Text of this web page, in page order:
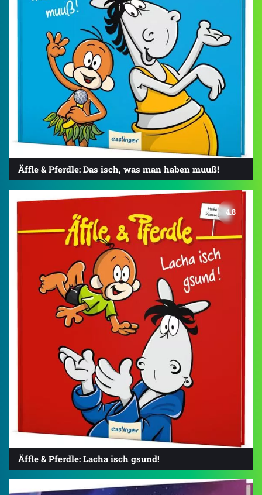
Äffle & Pferdle: Das isch, was man haben muuß!
4.8
Äffle & Pferdle: Lacha isch gsund!